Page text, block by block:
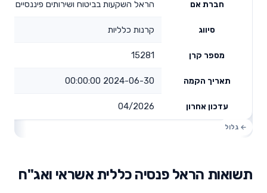
חברת אם הראל השקעות בביטוח ושירותים פיננסיים
סיווג קרנות כלליות
מספר קרן 15281
תאריך הקמה 2024-06-30 00:00:00
עדכון אחרון 04/2026
תשואות הראל פנסיה כללית אשראי ואג"ח